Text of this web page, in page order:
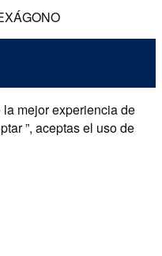
mejor experiencia de
”, aceptas el uso de